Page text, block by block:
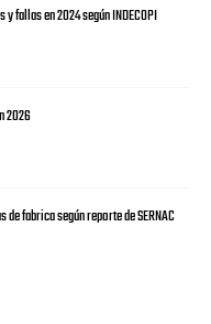
fallas en 2024 según INDECOPI
2026
fabrica según reporte de SERNAC